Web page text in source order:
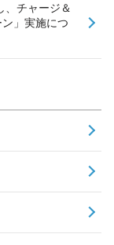
、チャージ＆
」実施につ